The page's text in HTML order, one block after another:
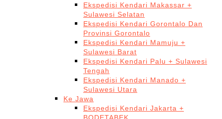
Ekspedisi Kendari Makassar +
Sulawesi Selatan
Ekspedisi Kendari Gorontalo Dan
Provinsi Gorontalo
Ekspedisi Kendari Mamuju +
Sulawesi Barat
Ekspedisi Kendari Palu + Sulawesi
Tengah
Ekspedisi Kendari Manado +
Sulawesi Utara
Ke Jawa
Ekspedisi Kendari Jakarta +